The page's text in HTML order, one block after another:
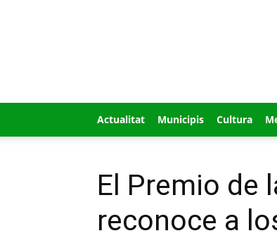
Actualitat Municipis Cultura
El Premio de
reconoce a